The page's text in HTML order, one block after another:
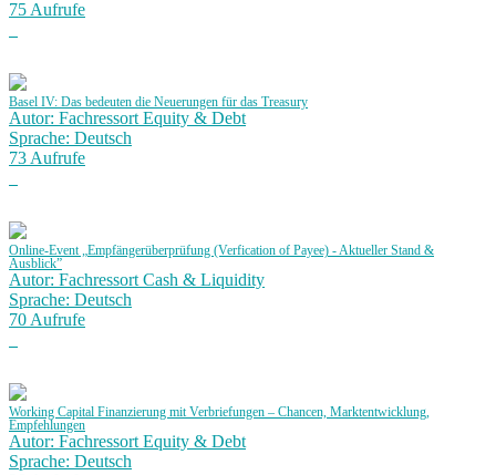
75 Aufrufe
Basel IV: Das bedeuten die Neuerungen für das Treasury
Autor: Fachressort Equity & Debt
Sprache: Deutsch
73 Aufrufe
Online-Event „Empfängerüberprüfung (Verfication of Payee) - Aktueller Stand &
Ausblick”
Autor: Fachressort Cash & Liquidity
Sprache: Deutsch
70 Aufrufe
Working Capital Finanzierung mit Verbriefungen – Chancen, Marktentwicklung,
Empfehlungen
Autor: Fachressort Equity & Debt
Sprache: Deutsch